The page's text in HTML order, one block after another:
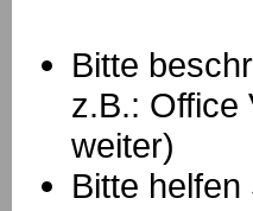
Bitte
z.B.: Office
weiter)
Bitte